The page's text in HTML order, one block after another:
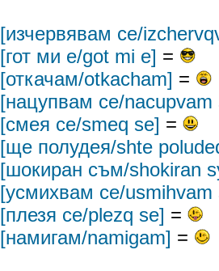
[изчервявам се/
[гот ми е/got mi e] =
[откачам/otkacham] =
[нацупвам се/nacupvam
[смея се/smeq se] =
[ще полудея/shte
[шокиран съм/shokiran
[усмихвам се/usmihvam
[плезя се/plezq se] =
[намигам/namigam] =